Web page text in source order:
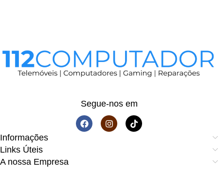
Segue-nos em
Informações
Links Úteis
A nossa Empresa